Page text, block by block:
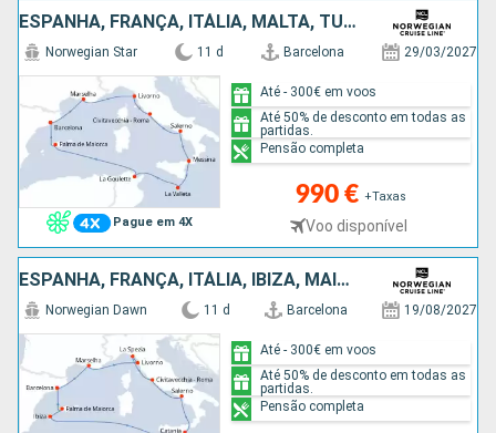
ESPANHA, FRANÇA, ITÁLIA, MALTA, TUNÍSIA, MAIORCA
Pague em 4X
Norwegian Star 11 d Barcelona 29/03/2027
990 € +Taxas
Voo disponível
Até - 300€ em voos
Até 50% de desconto em todas as
partidas.
Pensão completa
ESPANHA, FRANÇA, ITÁLIA, IBIZA, MAIORCA
Norwegian Dawn 11 d Barcelona 19/08/2027
Até - 300€ em voos
Até 50% de desconto em todas as
partidas.
Pensão completa